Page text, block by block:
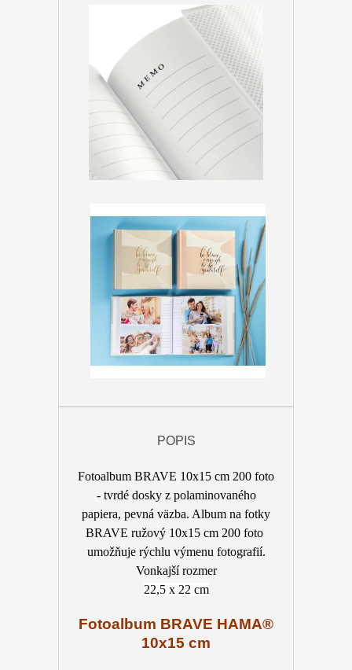
POPIS
Fotoalbum BRAVE 10x15 cm 200 foto
- tvrdé dosky z polaminovaného
papiera, pevná väzba. Album na fotky
BRAVE ružový 10x15 cm 200 foto
umožňuje rýchlu výmenu fotografií.
Vonkajší rozmer
22,5 x 22 cm
Fotoalbum BRAVE HAMA®
10x15 cm